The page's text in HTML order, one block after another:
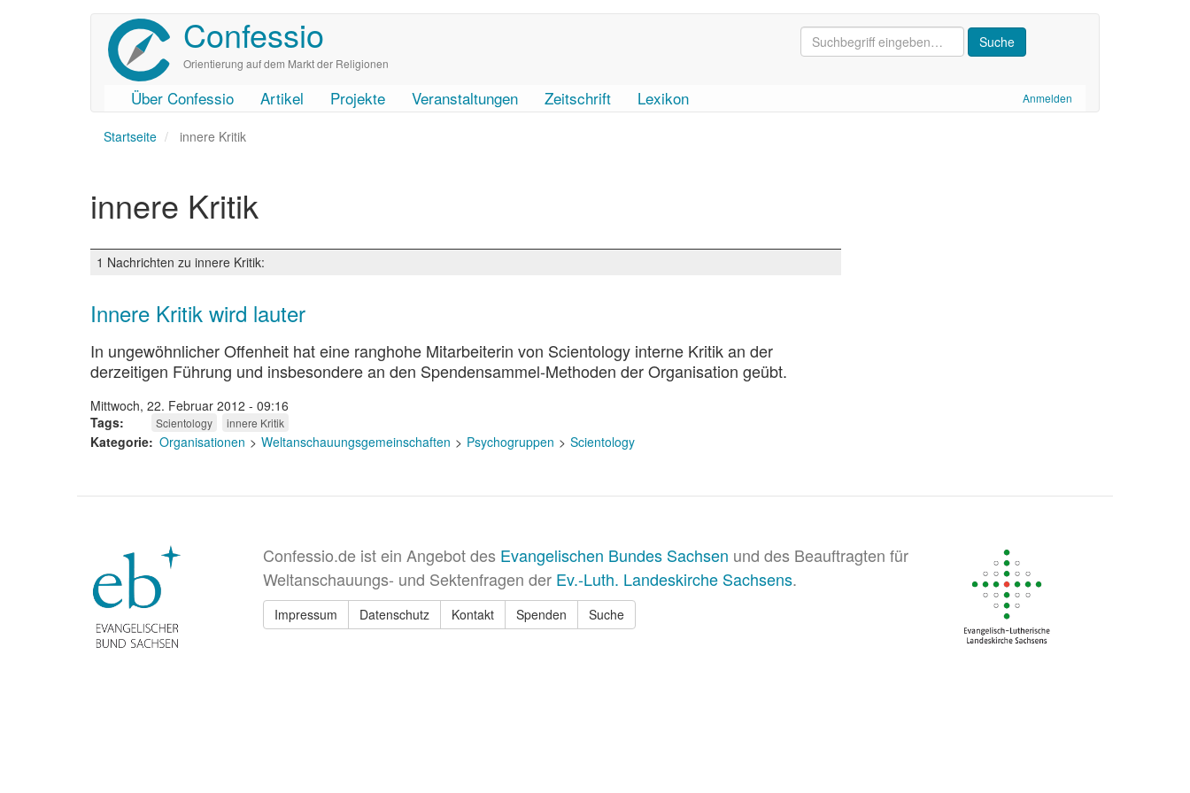
Confessio
Orientierung auf dem Markt der Religionen
User
account
Anmelden
Main
navigation
Über Confessio Artikel Projekte Veranstaltungen Zeitschrift Lexikon
Startseite innere Kritik
innere Kritik
1 Nachrichten zu innere Kritik:
Innere Kritik wird lauter
In ungewöhnlicher Offenheit hat eine ranghohe Mitarbeiterin von Scientology interne Kritik an der
derzeitigen Führung und insbesondere an den Spendensammel-Methoden der Organisation geübt.
Mittwoch, 22. Februar 2012 - 09:16
Tags
Scientology innere Kritik
Kategorie Organisationen Weltanschauungsgemeinschaften Psychogruppen Scientology
Confessio.de ist ein Angebot des Evangelischen Bundes Sachsen und des Beauftragten für
Weltanschauungs- und Sektenfragen der Ev.-Luth. Landeskirche Sachsens.
Impressum Datenschutz Kontakt Spenden Suche